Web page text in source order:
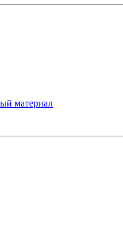
материал